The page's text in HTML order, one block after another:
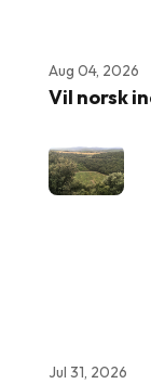
Aug 04, 2026
Vil norsk
Jul 31, 2026